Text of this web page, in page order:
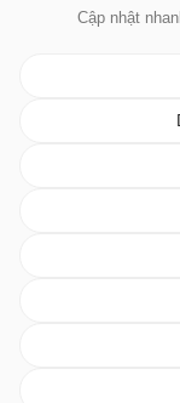
Cập nhật